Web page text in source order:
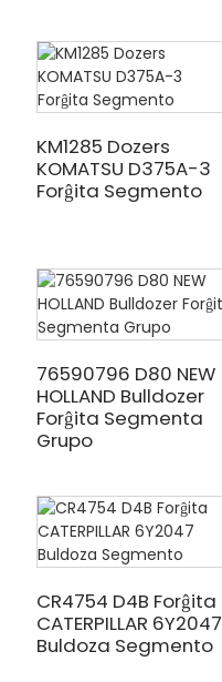
KM1285 Dozers
KOMATSU D375A-3
Forĝita Segmento
76590796 D80 NEW
HOLLAND Bulldozer
Forĝita Segmenta
Grupo
CR4754 D4B Forĝita
CATERPILLAR 6Y2047
Buldoza Segmento